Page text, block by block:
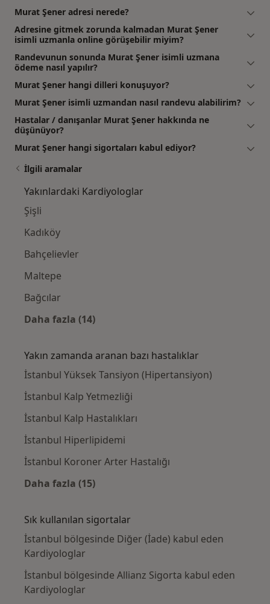
Murat Şener adresi nerede?
Adresine gitmek zorunda kalmadan Murat Şener
isimli uzmanla online görüşebilir miyim?
Randevunun sonunda Murat Şener isimli uzmana
ödeme nasıl yapılır?
Murat Şener hangi dilleri konuşuyor?
Murat Şener isimli uzmandan nasıl randevu alabilirim?
Hastalar / danışanlar Murat Şener hakkında ne
düşünüyor?
Murat Şener hangi sigortaları kabul ediyor?
İlgili aramalar
Yakınlardaki Kardiyologlar
Şişli
Kadıköy
Bahçelievler
Maltepe
Bağcılar
Daha fazla (14)
Yakın zamanda aranan bazı hastalıklar
İstanbul Yüksek Tansiyon (Hipertansiyon)
İstanbul Kalp Yetmezliği
İstanbul Kalp Hastalıkları
İstanbul Hiperlipidemi
İstanbul Koroner Arter Hastalığı
Daha fazla (15)
Sık kullanılan sigortalar
İstanbul bölgesinde Diğer (İade) kabul eden
Kardiyologlar
İstanbul bölgesinde Allianz Sigorta kabul eden
Kardiyologlar